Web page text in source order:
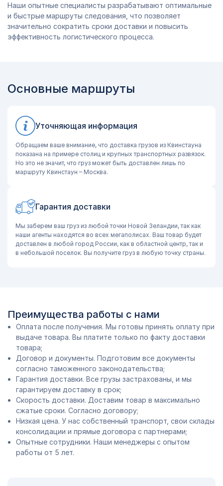
Наши опытные специалисты разрабатывают оптимальные
и быстрые маршруты следования, что позволяет
значительно сократить сроки доставки и повысить
эффективность логистического процесса.
Основные маршруты
Уточняющая информация
Обращаем ваше внимание, что доставка грузов из Квинстауна
показана на примере столиц и крупных транспортных развязок.
Но это не значит, что груз может быть доставлен лишь по
маршруту Квинстаун – Москва.
Гарантия доставки
Мы заберем ваш груз из любой точки Новой Зеландии, так как
наши агенты находятся во всех мегаполисах. Ваш товар будет
доставлен в любой город России, как в областной центр, так и
в небольшой поселок. Вы получите груз в любую точку страны.
Преимущества работы с нами
Оплата после получения. Мы готовы принять оплату при
выдаче товара. Вы платите только по факту доставки
товара;
Договор и документы. Подготовим все документы
согласно таможенного законодательства;
Гарантия доставки. Все грузы застрахованы, и мы
гарантируем доставку в срок;
Скорость доставки. Доставим товар в максимально
сжатые сроки. Согласно договору;
Низкая цена. У нас собственный транспорт, свои склады
консолидации и прямые договора с партнерами;
Опытные сотрудники. Наши менеджеры с опытом
работы от 5 лет.